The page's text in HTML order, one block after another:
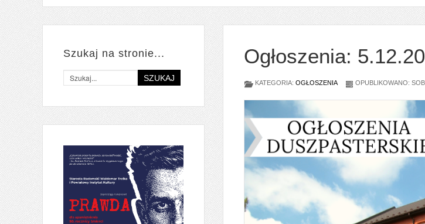
Szukaj na stronie...
SZUKAJ
Ogłoszenia:
KATEGORIA: OGŁOSZENIA OPUBLIKOWANO: